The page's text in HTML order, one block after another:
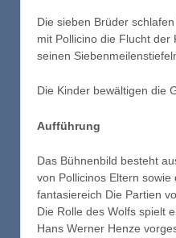
Die sieben Brüder
mit Pollicino die Flucht
seinen
Die Kinder bewältigen die
Aufführung
Das Bühnenbild besteht
von Pollicinos Eltern
fantasiereich Die Partien
Die Rolle des Wolfs spielt
Hans Werner Henze